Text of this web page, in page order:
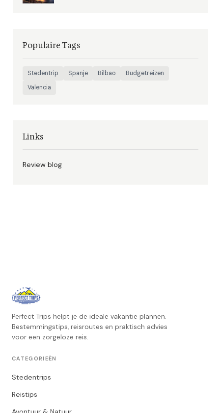
Populaire Tags
Stedentrip Spanje Bilbao
Budgetreizen
Valencia
Links
Review blog
Perfect Trips helpt je de ideale vakantie plannen.
Bestemmingstips, reisroutes en praktisch advies
voor een zorgeloze reis.
CATEGORIEËN
Stedentrips
Reistips